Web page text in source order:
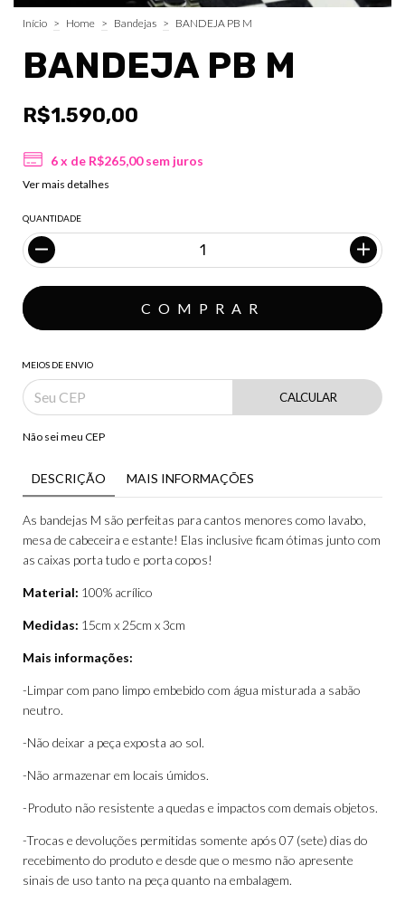
Início > Home > Bandejas > BANDEJA PB M
BANDEJA PB M
R$1.590,00
6x de R$265,00 sem juros
Ver mais detalhes
QUANTIDADE
MEIOS DE ENVIO
CALCULAR
Não sei meu CEP
DESCRIÇÃO MAIS INFORMAÇÕES
As bandejas M são perfeitas para cantos menores como lavabo,
mesa de cabeceira e estante! Elas inclusive ficam ótimas junto com
as caixas porta tudo e porta copos!
Material: 100% acrílico
Medidas: 15cm x 25cm x 3cm
Mais informações:
-Limpar com pano limpo embebido com água misturada a sabão
neutro.
-Não deixar a peça exposta ao sol.
-Não armazenar em locais úmidos.
-Produto não resistente a quedas e impactos com demais objetos.
-Trocas e devoluções permitidas somente após 07 (sete) dias do
recebimento do produto e desde que o mesmo não apresente
sinais de uso tanto na peça quanto na embalagem.